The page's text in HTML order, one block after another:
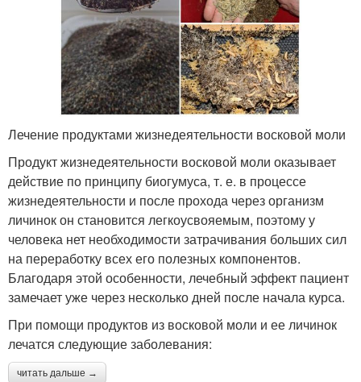
Лечение продуктами жизнедеятельности восковой моли
Продукт жизнедеятельности восковой моли оказывает
действие по принципу биогумуса, т. е. в процессе
жизнедеятельности и после прохода через организм
личинок он становится легкоусвояемым, поэтому у
человека нет необходимости затрачивания больших сил
на переработку всех его полезных компонентов.
Благодаря этой особенности, лечебный эффект пациент
замечает уже через несколько дней после начала курса.
При помощи продуктов из восковой моли и ее личинок
лечатся следующие заболевания:
читать дальше →